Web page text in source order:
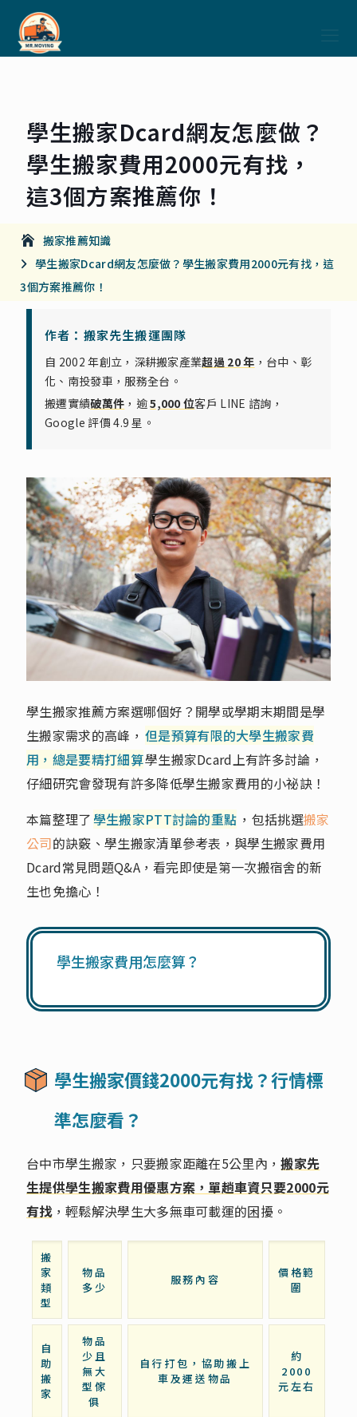
學生搬家Dcard網友怎麼做？
學生搬家費用2000元有找，
這3個方案推薦你！
搬家推薦知識
學生搬家Dcard網友怎麼做？學生搬家費用2000元有找，這
3個方案推薦你！
作者：搬家先生搬運團隊
自 2002 年創立，深耕搬家產業超過 20 年 ，台中、彰
化、南投發車，服務全台。
搬遷實績破萬件 ，逾5,000 位客戶 LINE 諮詢，
Google 評價 4.9 星。
學生搬家推薦方案選哪個好？開學或學期末期間是學
生搬家需求的高峰， 但是預算有限的大學生搬家費
用，總是要精打細算學生搬家Dcard上有許多討論，
仔細研究會發現有許多降低學生搬家費用的小祕訣！
本篇整理了學生搬家PTT討論的重點 ，包括挑選搬家
公司的訣竅、學生搬家清單參考表，與學生搬家費用
Dcard常見問題Q&A，看完即使是第一次搬宿舍的新
生也免擔心！
學生搬家費用怎麼算？
學生搬家價錢2000元有找？行情標
準怎麼看？
台中市學生搬家，只要搬家距離在5公里內，搬家先
生提供學生搬家費用優惠方案，單趟車資只要2000元
有找，輕鬆解決學生大多無車可載運的困擾。
搬
家
類
型
物品
多少
服務內容
價格範
圍
自
助
搬
家
物品
少且
無大
型傢
俱
自行打包，協助搬上
車及運送物品
約
2000
元左右